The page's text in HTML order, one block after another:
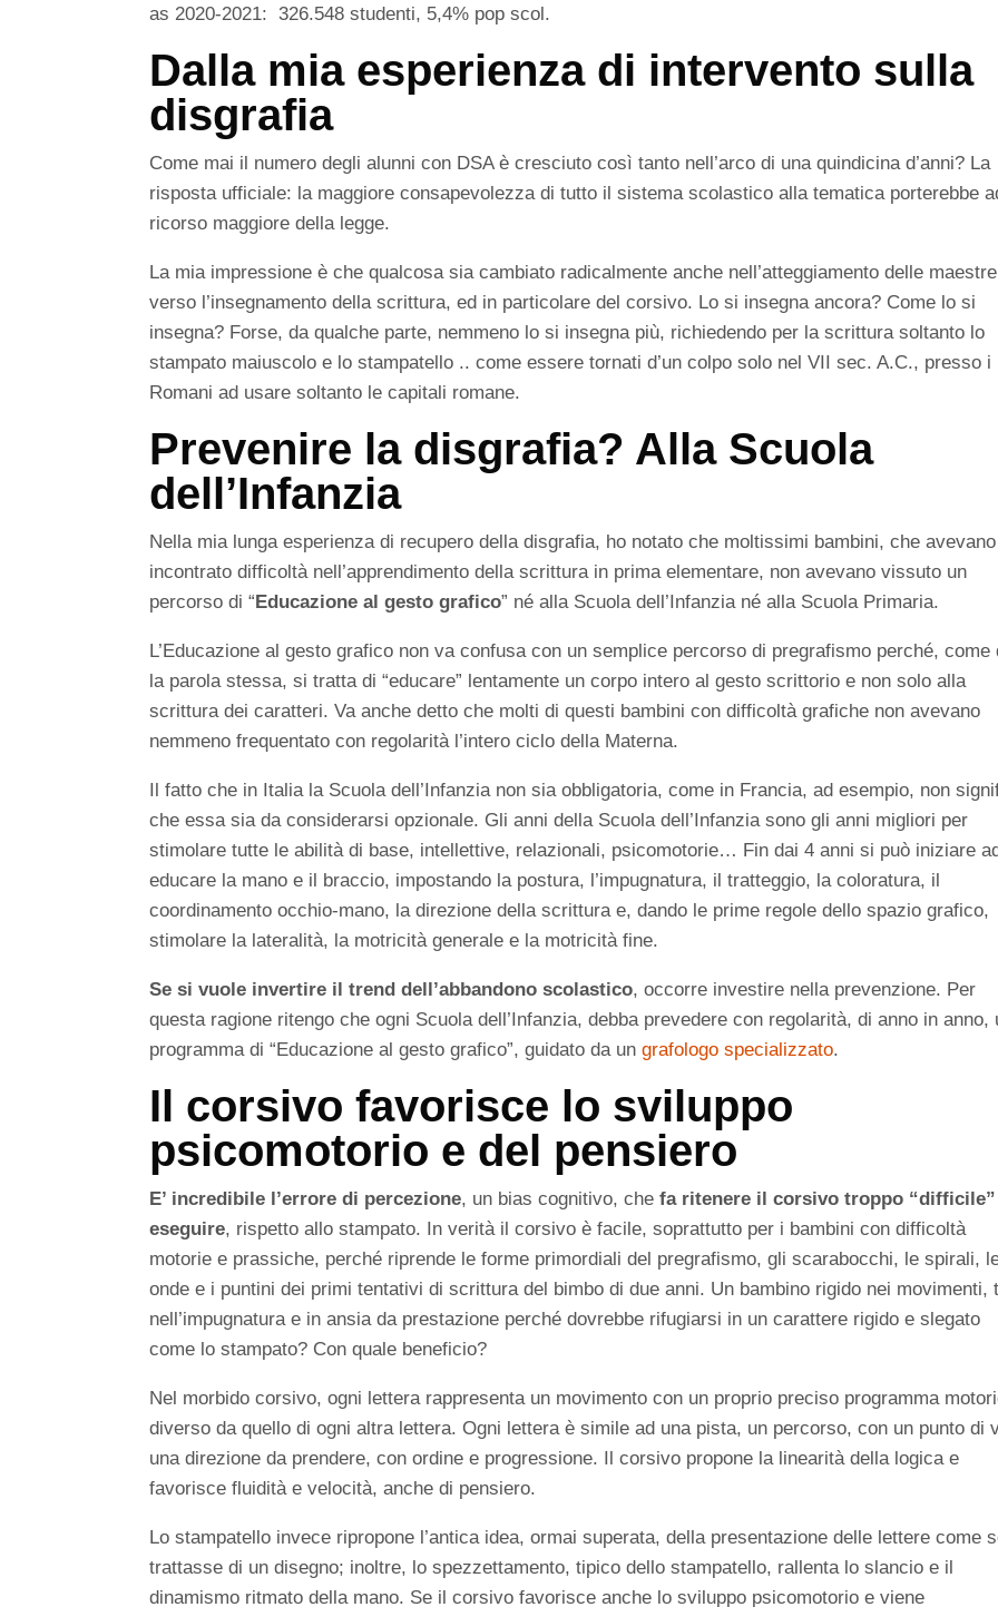
as 2020-2021: 326.548 studenti, 5,4% pop scol.
Dalla mia esperienza di intervento sulla
disgrafia
Come mai il numero degli alunni con DSA è cresciuto così tanto nell’arco di una quindicina d’anni? La
risposta ufficiale: la maggiore consapevolezza di tutto il sistema scolastico alla tematica porterebbe
ricorso maggiore della legge.
La mia impressione è che qualcosa sia cambiato radicalmente anche nell’atteggiamento delle maestre
verso l’insegnamento della scrittura, ed in particolare del corsivo. Lo si insegna ancora? Come lo si
insegna? Forse, da qualche parte, nemmeno lo si insegna più, richiedendo per la scrittura soltanto lo
stampato maiuscolo e lo stampatello .. come essere tornati d’un colpo solo nel VII sec. A.C., presso i
Romani ad usare soltanto le capitali romane.
Prevenire la disgrafia? Alla Scuola
dell’Infanzia
Nella mia lunga esperienza di recupero della disgrafia, ho notato che moltissimi bambini, che avevano
incontrato difficoltà nell’apprendimento della scrittura in prima elementare, non avevano vissuto un
percorso di “Educazione al gesto grafico” né alla Scuola dell’Infanzia né alla Scuola Primaria.
L’Educazione al gesto grafico non va confusa con un semplice percorso di pregrafismo perché, come
la parola stessa, si tratta di “educare” lentamente un corpo intero al gesto scrittorio e non solo alla
scrittura dei caratteri. Va anche detto che molti di questi bambini con difficoltà grafiche non avevano
nemmeno frequentato con regolarità l’intero ciclo della Materna.
Il fatto che in Italia la Scuola dell’Infanzia non sia obbligatoria, come in Francia, ad esempio, non
che essa sia da considerarsi opzionale. Gli anni della Scuola dell’Infanzia sono gli anni migliori per
stimolare tutte le abilità di base, intellettive, relazionali, psicomotorie… Fin dai 4 anni si può iniziare
educare la mano e il braccio, impostando la postura, l’impugnatura, il tratteggio, la coloratura, il
coordinamento occhio-mano, la direzione della scrittura e, dando le prime regole dello spazio grafico,
stimolare la lateralità, la motricità generale e la motricità fine.
Se si vuole invertire il trend dell’abbandono scolastico, occorre investire nella prevenzione. Per
questa ragione ritengo che ogni Scuola dell’Infanzia, debba prevedere con regolarità, di anno in anno,
programma di “Educazione al gesto grafico”, guidato da ungrafologo specializzato.
Il corsivo favorisce lo sviluppo
psicomotorio e del pensiero
E’ incredibile l’errore di percezione, un bias cognitivo, chefa ritenere il corsivo troppo
eseguire, rispetto allo stampato. In verità il corsivo è facile, soprattutto per i bambini con difficoltà
motorie e prassiche, perché riprende le forme primordiali del pregrafismo, gli scarabocchi, le spirali,
onde e i puntini dei primi tentativi di scrittura del bimbo di due anni. Un bambino rigido nei movimenti,
nell’impugnatura e in ansia da prestazione perché dovrebbe rifugiarsi in un carattere rigido e slegato
come lo stampato? Con quale beneficio?
Nel morbido corsivo, ogni lettera rappresenta un movimento con un proprio preciso programma
diverso da quello di ogni altra lettera. Ogni lettera è simile ad una pista, un percorso, con un punto di
una direzione da prendere, con ordine e progressione. Il corsivo propone la linearità della logica e
favorisce fluidità e velocità, anche di pensiero.
Lo stampatello invece ripropone l’antica idea, ormai superata, della presentazione delle lettere come
trattasse di un disegno; inoltre, lo spezzettamento, tipico dello stampatello, rallenta lo slancio e il
dinamismo ritmato della mano. Se il corsivo favorisce anche lo sviluppo psicomotorio e viene